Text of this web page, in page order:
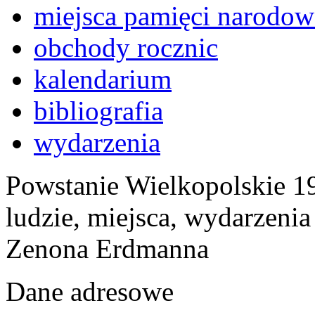
miejsca pamięci
obchody rocznic
kalendarium
bibliografia
wydarzenia
Powstanie Wielkopolskie
ludzie, miejsca,
Zenona Erdmanna
Dane adresowe